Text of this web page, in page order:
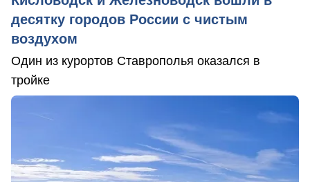
десятку городов России с чистым
воздухом
Один из курортов Ставрополья оказался в
тройке